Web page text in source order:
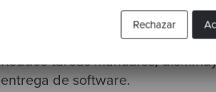
Rechazar
Favorece el aprendizaje
compartidas y la adopción de
Reduce tareas manuales,
entrega de software.